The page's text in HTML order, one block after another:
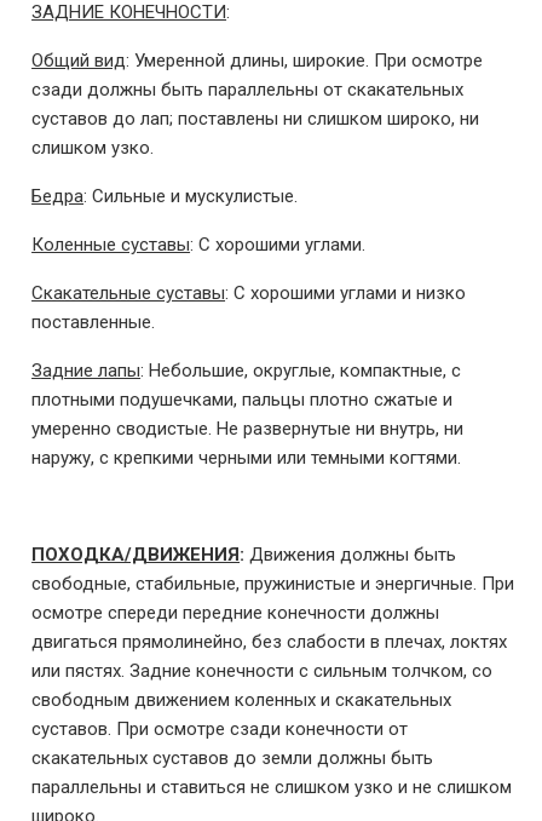
ЗАДНИЕ КОНЕЧНОСТИ:
Общий вид: Умеренной длины, широкие. При осмотре
сзади должны быть параллельны от скакательных
суставов до лап; поставлены ни слишком широко, ни
слишком узко.
Бедра: Сильные и мускулистые.
Коленные суставы: С хорошими углами.
Скакательные суставы: С хорошими углами и низко
поставленные.
Задние лапы: Небольшие, округлые, компактные, с
плотными подушечками, пальцы плотно сжатые и
умеренно сводистые. Не развернутые ни внутрь, ни
наружу, с крепкими черными или темными когтями.
ПОХОДКА/ДВИЖЕНИЯ: Движения должны быть
свободные, стабильные, пружинистые и энергичные. При
осмотре спереди передние конечности должны
двигаться прямолинейно, без слабости в плечах, локтях
или пястях. Задние конечности с сильным толчком, со
свободным движением коленных и скакательных
суставов. При осмотре сзади конечности от
скакательных суставов до земли должны быть
параллельны и ставиться не слишком узко и не слишком
широко.